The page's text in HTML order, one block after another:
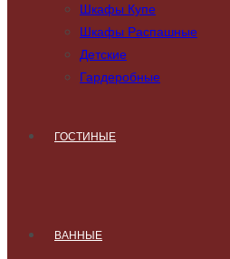
Шкафы Купе
Шкафы Распашные
Детские
Гардеробные
ГОСТИНЫЕ
ВАННЫЕ